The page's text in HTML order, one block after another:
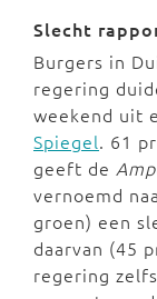
Slecht
Burgers in
regering
weekend uit
Spiegel. 61
geeft de
vernoemd
groen) een
daarvan (45
regering